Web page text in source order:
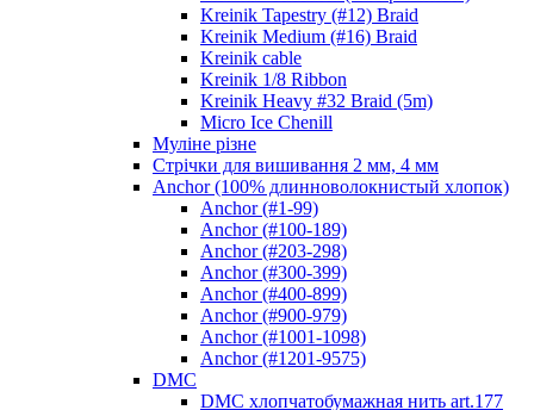
Kreinik Tapestry (#12) Braid
Kreinik Medium (#16) Braid
Kreinik cable
Kreinik 1/8 Ribbon
Kreinik Heavy #32 Braid (5m)
Micro Ice Chenill
Муліне різне
Стрічки для вишивання 2 мм, 4 мм
Anchor (100% длинноволокнистый хлопок)
Anchor (#1-99)
Anchor (#100-189)
Anchor (#203-298)
Anchor (#300-399)
Anchor (#400-899)
Anchor (#900-979)
Anchor (#1001-1098)
Anchor (#1201-9575)
DMC
DMC хлопчатобумажная нить art.177